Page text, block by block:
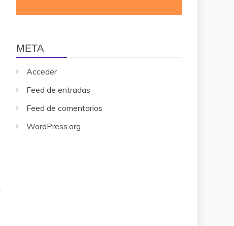
META
Acceder
Feed de entradas
Feed de comentarios
WordPress.org